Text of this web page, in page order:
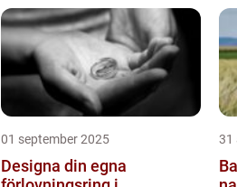
01 september 2025
Designa din egna
31